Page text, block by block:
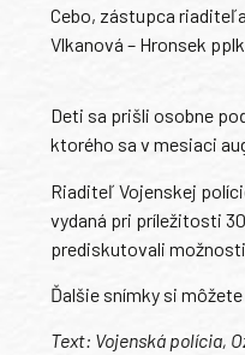
Cebo, zástupca
Vlkanová – Hronsek
Deti sa prišli osobne
ktorého sa v mesiaci
Riaditeľ Vojenskej
vydaná pri príležitosti
prediskutovali
Ďalšie snímky si
Text: Vojenská polícia,